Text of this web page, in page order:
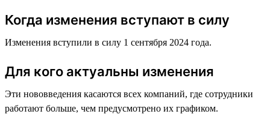
Когда изменения вступают в силу
Изменения вступили в силу 1 сентября 2024 года.
Для кого актуальны изменения
Эти нововведения касаются всех компаний, где сотрудники
работают больше, чем предусмотрено их графиком.